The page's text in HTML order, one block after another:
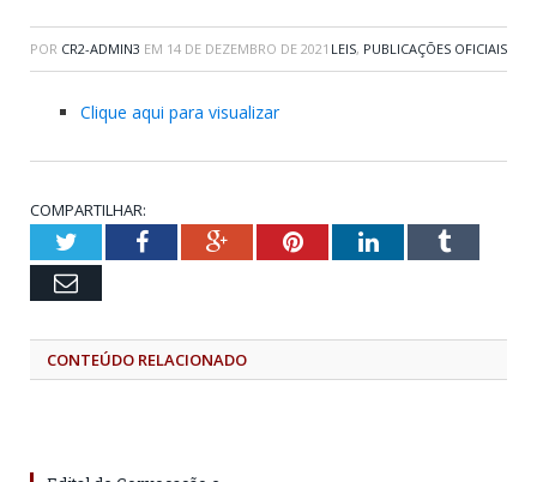
POR CR2-ADMIN3 EM 14 DE DEZEMBRO DE 2021 LEIS, PUBLICAÇÕES OFICIAIS
Clique aqui para visualizar
COMPARTILHAR:
TwitterFacebookGoogle+PinterestLinkedInTumblr
Email
CONTEÚDO RELACIONADO